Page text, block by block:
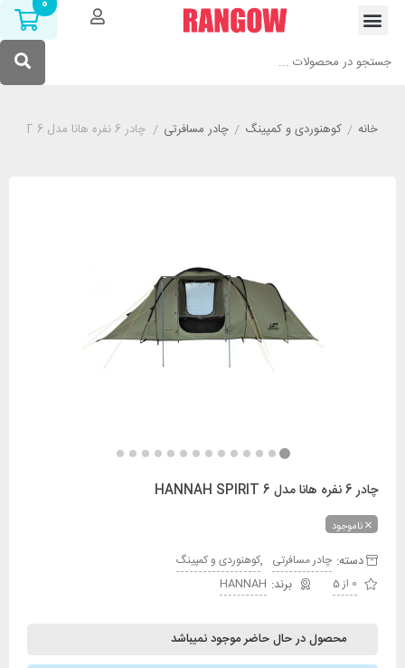
خانه/ کوهنوردی و کمپینگ/ چادر مسافرتی/ چادر 6 نفره هانا مدل HANNAH SPIRIT 6
چادر 6 نفره هانا مدل HANNAH SPIRIT 6
ناموجود
دسته: چادر مسافرتی
کوهنوردی و کمپینگ
0 از 5
HANNAH
محصول در حال حاضر موجود نمیباشد